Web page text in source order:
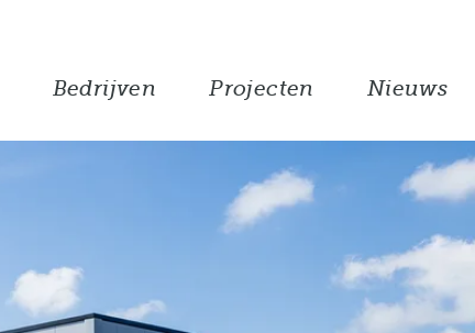
Bedrijven Projecten Nieuws